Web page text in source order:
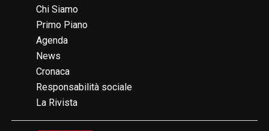
Chi Siamo
Primo Piano
Agenda
News
Cronaca
Responsabilità sociale
La Rivista